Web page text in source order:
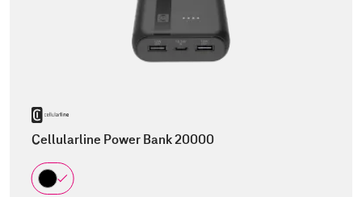
Cellularline Power Bank 20000